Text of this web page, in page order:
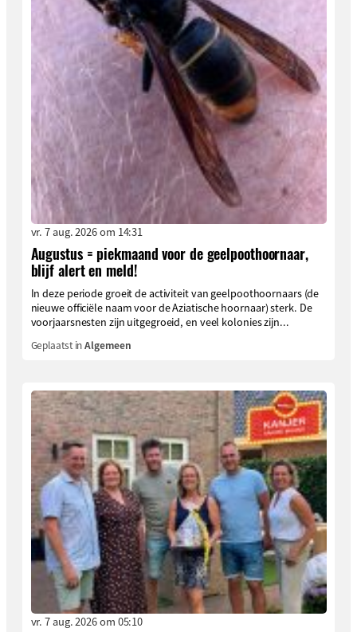
vr. 7 aug. 2026 om 14:31
Augustus = piekmaand voor de geelpoothoornaar,
blijf alert en meld!
In deze periode groeit de activiteit van geelpoothoornaars (de
nieuwe officiële naam voor de Aziatische hoornaar) sterk. De
voorjaarsnesten zijn uitgegroeid, en veel kolonies zijn...
Geplaatst inAlgemeen
vr. 7 aug. 2026 om 05:10